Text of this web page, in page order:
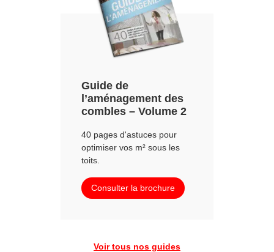
Guide de
l’aménagement des
combles – Volume 2
40 pages d'astuces pour
optimiser vos m² sous les
toits.
Consulter la brochure
Voir tous nos guides